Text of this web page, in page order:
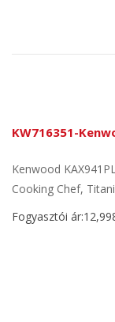
KW716351-
Kenwood
Cooking Chef,
Fogyasztói